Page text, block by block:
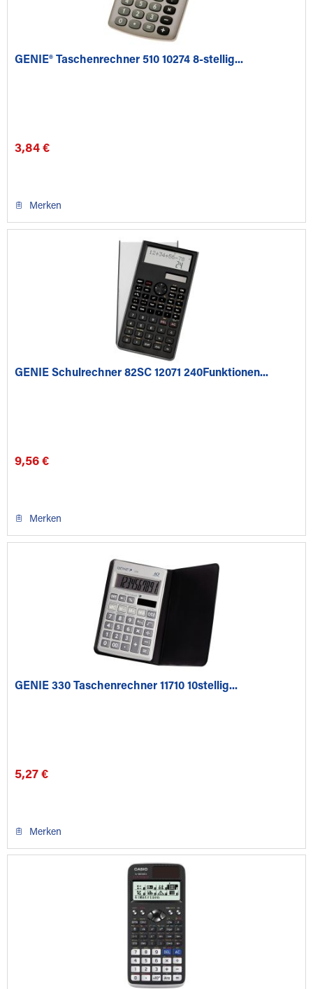
GENIE® Taschenrechner 510 10274 8-stellig...
3,84 €
Merken
GENIE Schulrechner 82SC 12071 240Funktionen...
9,56 €
Merken
GENIE 330 Taschenrechner 11710 10stellig...
5,27 €
Merken